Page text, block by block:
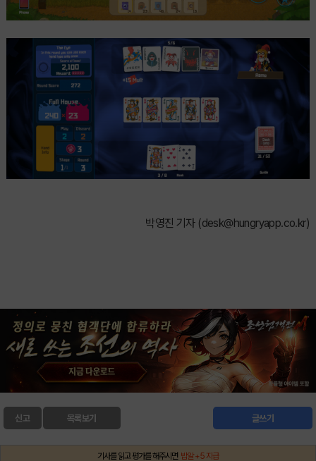
박영진 기자 (desk@hungryapp.co.kr)
신고 글쓰기
목록보기
기사를 읽고 평가를 해주시면 밥알 +5 지급